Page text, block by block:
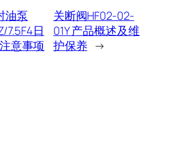
油泵
7.5F4日
意事项
关断阀HF02-02-
01Y 产品概述及维
护保养 →